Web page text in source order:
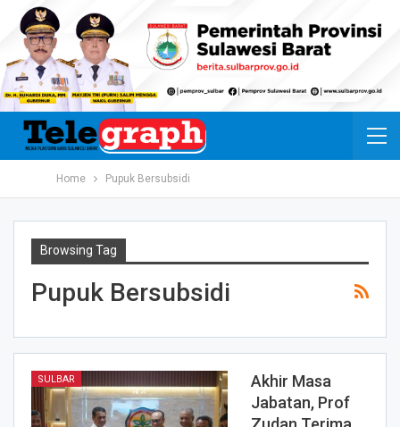
Home Pupuk Bersubsidi
Browsing Tag
Pupuk Bersubsidi
SULBAR
Akhir Masa
Jabatan, Prof